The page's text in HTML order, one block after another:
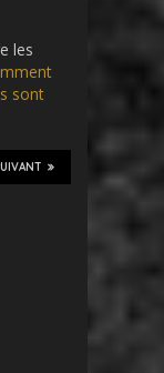
les
sont